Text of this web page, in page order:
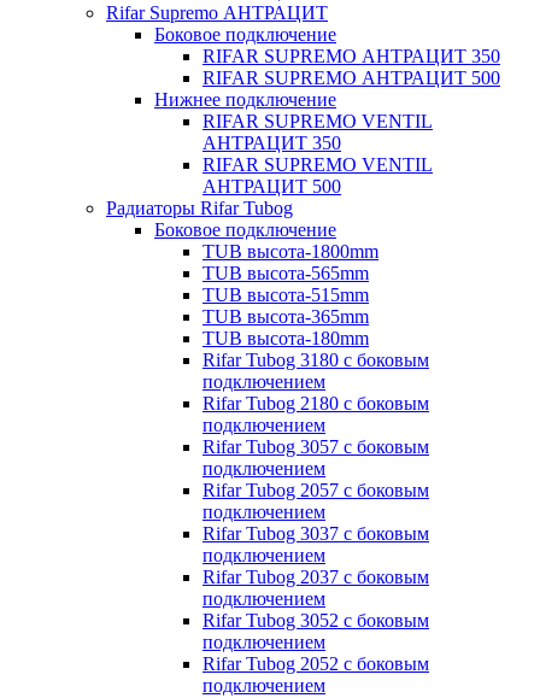
Rifar Supremo АНТРАЦИТ
Боковое подключение
RIFAR SUPREMO АНТРАЦИТ 350
RIFAR SUPREMO АНТРАЦИТ 500
Нижнее подключение
RIFAR SUPREMO VENTIL
АНТРАЦИТ 350
RIFAR SUPREMO VENTIL
АНТРАЦИТ 500
Радиаторы Rifar Tubog
Боковое подключение
TUB высота-1800mm
TUB высота-565mm
TUB высота-515mm
TUB высота-365mm
TUB высота-180mm
Rifar Tubog 3180 с боковым
подключением
Rifar Tubog 2180 с боковым
подключением
Rifar Tubog 3057 с боковым
подключением
Rifar Tubog 2057 с боковым
подключением
Rifar Tubog 3037 с боковым
подключением
Rifar Tubog 2037 с боковым
подключением
Rifar Tubog 3052 с боковым
подключением
Rifar Tubog 2052 с боковым
подключением